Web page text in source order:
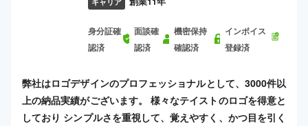
身分証確
認済
面談確
認済
機密保持
確認済
インボイス
登録済
弊社はロゴデザインのプロフェッショナルとして、3000件以
上の納品実績がございます。 様々なテイストのロゴを得意と
しており シンプルさを重視して、覚えやすく、かつ目を引く